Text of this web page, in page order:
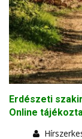
Erdészeti
Online